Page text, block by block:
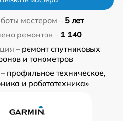
мастером – 5 лет
ремонтов – 1 140
– ремонт спутниковых
и тонометров
профильное техническое,
и робототехника»